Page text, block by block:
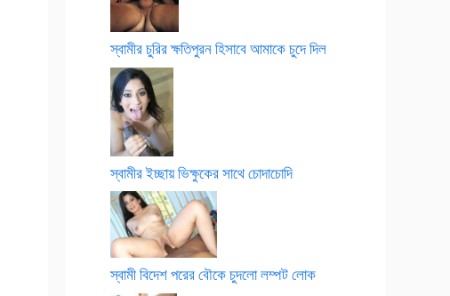
স্বামীর চুরির ক্ষতিপুরন হিসাবে আমাকে চুদে দিল
স্বামীর ইচ্ছায় ভিক্ষুকের সাথে চোদাচোদি
স্বামী বিদেশ পরের বৌকে চুদলো লম্পট লোক